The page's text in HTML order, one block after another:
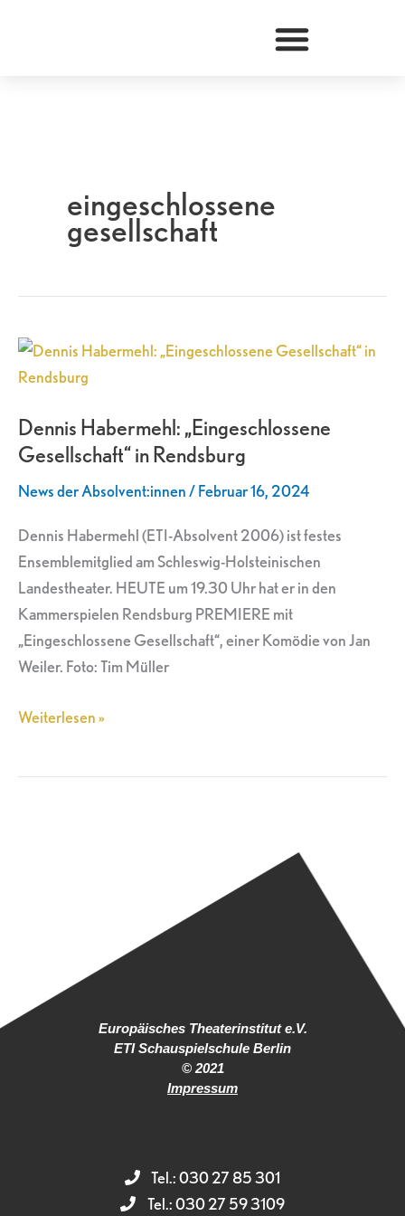
eingeschlossene
gesellschaft
Dennis Habermehl: „Eingeschlossene
Gesellschaft“ in Rendsburg
News der Absolvent:innen/Februar 16, 2024
Dennis Habermehl (ETI-Absolvent 2006) ist festes
Ensemblemitglied am Schleswig-Holsteinischen
Landestheater. HEUTE um 19.30 Uhr hat er in den
Kammerspielen Rendsburg PREMIERE mit
„Eingeschlossene Gesellschaft“, einer Komödie von Jan
Weiler. Foto: Tim Müller
Dennis
Habermehl:
Gesellschaft“
in
Rendsburg
Weiterlesen »
Europäisches Theaterinstitut e.V.
ETI Schauspielschule Berlin
© 2021
Impressum
Tel.: 030 27 85 301
Tel.: 030 27 59 3109